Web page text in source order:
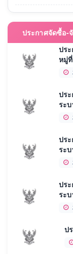
ประกาศจัดซื้อ-
ประ
หมู่ที่
ประ
ระบ
หน
ประ
ระบ
ประ
ระบ
ป